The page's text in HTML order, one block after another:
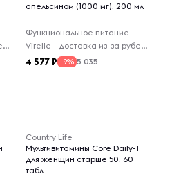
Virelle - доставка из-за рубежа
апельсином (1000 мг), 200 мл
Функциональное питание
Virelle - доставка из-за рубежа
4 577 -9% 5 035
Country Life
Мультивитамины Core Daily-1
для женщин старше 50, 60
табл